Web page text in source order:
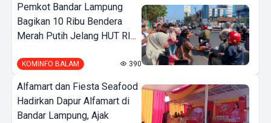
Pemkot Bandar Lampung
Bagikan 10 Ribu Bendera
Merah Putih Jelang HUT RI...
KOMINFO BALAM 390
Alfamart dan Fiesta Seafood
Hadirkan Dapur Alfamart di
Bandar Lampung, Ajak